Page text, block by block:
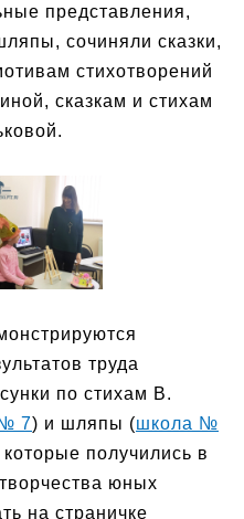
представления,
сочиняли сказки,
стихотворений
сказкам и стихам
труда
по стихам В.
7) и шляпы (школа №
получились в
юных
на страничке